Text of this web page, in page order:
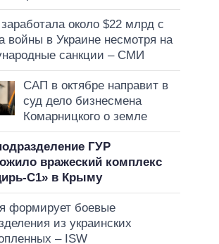
около $22 млрд с
войны в Украине несмотря на
санкции – СМИ
САП в октябре направит в
суд дело бизнесмена
Комарницкого о земле
ГУР
вражеский комплекс
С1» в Крыму
формирует боевые
из украинских
– ISW